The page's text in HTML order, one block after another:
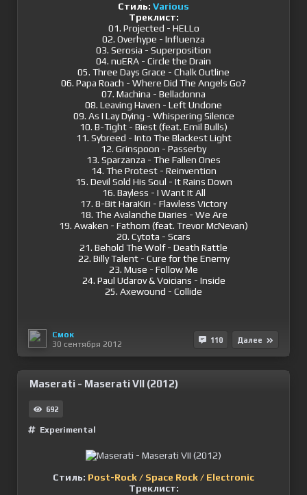
Стиль: Various
Треклист:
01. Projected - HELLo
02. Overhype - Influenza
03. Serosia - Superposition
04. nuERA - Circle the Drain
05. Three Days Grace - Chalk Outline
06. Papa Roach - Where Did The Angels Go?
07. Machina - Belladonna
08. Leaving Haven - Left Undone
09. As I Lay Dying - Whispering Silence
10. B-Tight - Biest (feat. Emil Bulls)
11. Sybreed - Into The Blackest Light
12. Grinspoon - Passerby
13. Sparzanza - The Fallen Ones
14. The Protest - Reinvention
15. Devil Sold His Soul - It Rains Down
16. Bayless - I Want It All
17. 8-Bit HaraKiri - Flawless Victory
18. The Avalanche Diaries - We Are
19. Awaken - Fathom (feat. Trevor McNevan)
20. Сytota - Scars
21. Behold The Wolf - Death Rattle
22. Billy Talent - Cure for the Enemy
23. Muse - Follow Me
24. Paul Udarov & Voicians - Inside
25. Axewound - Collide
Смок
30 сентября 2012
110 Далее
Maserati - Maserati VII (2012)
692
Experimental
Стиль: Post-Rock / Space Rock / Electronic
Треклист: